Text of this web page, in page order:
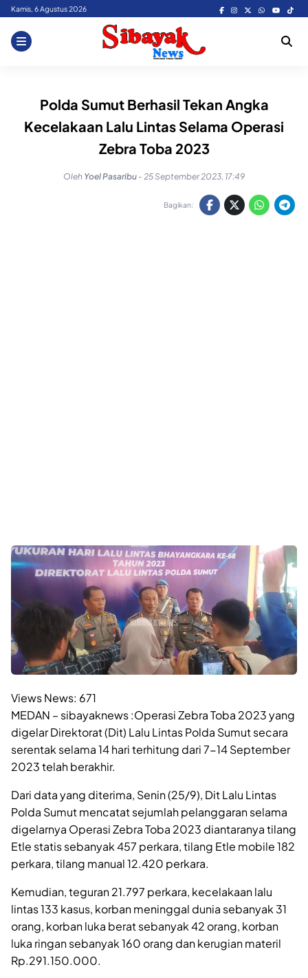
Skip
content
Kamis, 6 Agustus 2026
Polda Sumut Berhasil Tekan Angka
Kecelakaan Lalu Lintas Selama Operasi
Zebra Toba 2023
Oleh Yoel Pasaribu - 25 September 2023, 17:49
Bagikan:
Views News: 671
MEDAN – sibayaknews :Operasi Zebra Toba 2023 yang
digelar Direktorat (Dit) Lalu Lintas Polda Sumut secara
serentak selama 14 hari terhitung dari 7-14 September
2023 telah berakhir.
Dari data yang diterima, Senin (25/9), Dit Lalu Lintas
Polda Sumut mencatat sejumlah pelanggaran selama
digelarnya Operasi Zebra Toba 2023 diantaranya tilang
Etle statis sebanyak 457 perkara, tilang Etle mobile 182
perkara, tilang manual 12.420 perkara.
Kemudian, teguran 21.797 perkara, kecelakaan lalu
lintas 133 kasus, korban meninggal dunia sebanyak 31
orang, korban luka berat sebanyak 42 orang, korban
luka ringan sebanyak 160 orang dan kerugian materil
Rp.291.150.000.